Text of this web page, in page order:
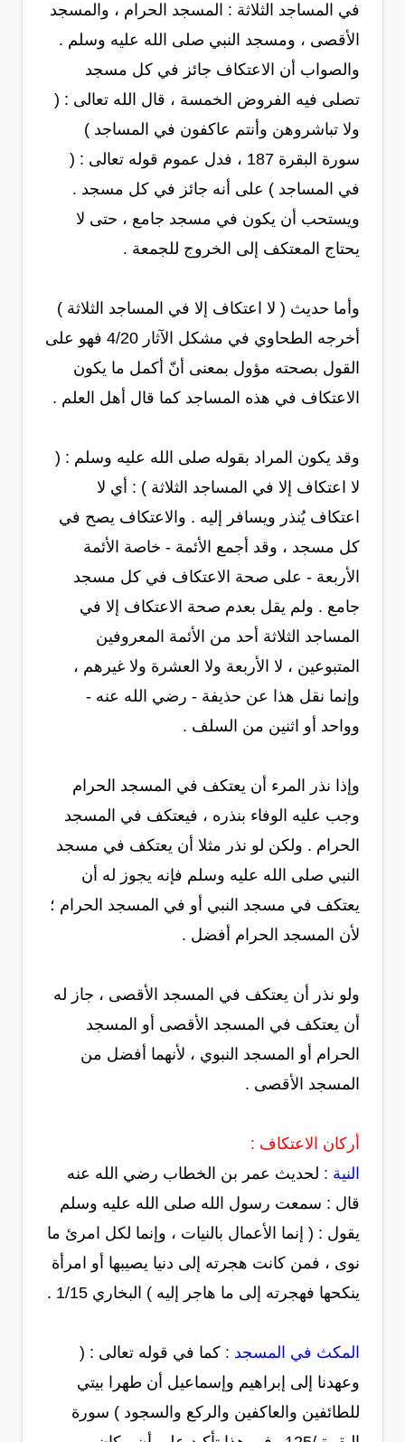
في المساجد الثلاثة : المسجد الحرام ، والمسجد
الأقصى ، ومسجد النبي صلى الله عليه وسلم .
والصواب أن الاعتكاف جائز في كل مسجد
تصلى فيه الفروض الخمسة ، قال الله تعالى : (
ولا تباشروهن وأنتم عاكفون في المساجد )
سورة البقرة 187 ، فدل عموم قوله تعالى : (
في المساجد ) على أنه جائز في كل مسجد .
ويستحب أن يكون في مسجد جامع ، حتى لا
يحتاج المعتكف إلى الخروج للجمعة .
وأما حديث ( لا اعتكاف إلا في المساجد الثلاثة )
أخرجه الطحاوي في مشكل الآثار 4/20 فهو على
القول بصحته مؤول بمعنى أنّ أكمل ما يكون
الاعتكاف في هذه المساجد كما قال أهل العلم .
وقد يكون المراد بقوله صلى الله عليه وسلم : (
لا اعتكاف إلا في المساجد الثلاثة ) : أي لا
اعتكاف يُنذر ويسافر إليه . والاعتكاف يصح في
كل مسجد ، وقد أجمع الأئمة - خاصة الأئمة
الأربعة - على صحة الاعتكاف في كل مسجد
جامع . ولم يقل بعدم صحة الاعتكاف إلا في
المساجد الثلاثة أحد من الأئمة المعروفين
المتبوعين ، لا الأربعة ولا العشرة ولا غيرهم ،
وإنما نقل هذا عن حذيفة - رضي الله عنه -
وواحد أو اثنين من السلف .
وإذا نذر المرء أن يعتكف في المسجد الحرام
وجب عليه الوفاء بنذره ، فيعتكف في المسجد
الحرام . ولكن لو نذر مثلا أن يعتكف في مسجد
النبي صلى الله عليه وسلم فإنه يجوز له أن
يعتكف في مسجد النبي أو في المسجد الحرام ؛
لأن المسجد الحرام أفضل .
ولو نذر أن يعتكف في المسجد الأقصى ، جاز له
أن يعتكف في المسجد الأقصى أو المسجد
الحرام أو المسجد النبوي ، لأنهما أفضل من
المسجد الأقصى .
أركان الاعتكاف :
النية : لحديث عمر بن الخطاب رضي الله عنه
قال : سمعت رسول الله صلى الله عليه وسلم
يقول : ( إنما الأعمال بالنيات ، وإنما لكل امرئ ما
نوى ، فمن كانت هجرته إلى دنيا يصيبها أو امرأة
ينكحها فهجرته إلى ما هاجر إليه ) البخاري 1/15 .
المكث في المسجد : كما في قوله تعالى : (
وعهدنا إلى إبراهيم وإسماعيل أن طهرا بيتي
للطائفين والعاكفين والركع والسجود ) سورة